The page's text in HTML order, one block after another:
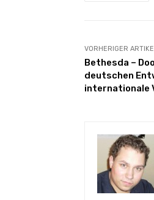
VORHERIGER
Bethesda –
deutschen
internationale